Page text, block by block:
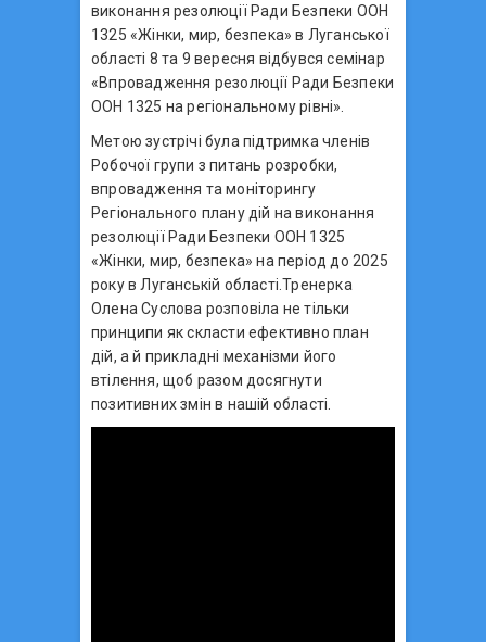
виконання резолюції Ради Безпеки ООН
1325 «Жінки, мир, безпека» в Луганської
області 8 та 9 вересня відбувся семінар
«Впровадження резолюції Ради Безпеки
ООН 1325 на регіональному рівні».
Метою зустрічі була підтримка членів
Робочої групи з питань розробки,
впровадження та моніторингу
Регіонального плану дій на виконання
резолюції Ради Безпеки ООН 1325
«Жінки, мир, безпека» на період до 2025
року в Луганській області.Тренерка
Олена Суслова розповіла не тільки
принципи як скласти ефективно план
дій, а й прикладні механізми його
втілення, щоб разом досягнути
позитивних змін в нашій області.